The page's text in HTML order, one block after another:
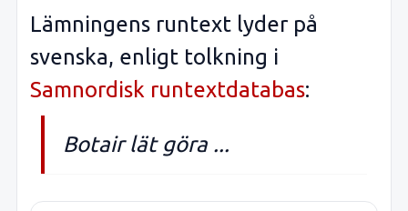
Lämningens runtext lyder på
svenska, enligt tolkning i
Samnordisk runtextdatabas:
Botair lät göra ...